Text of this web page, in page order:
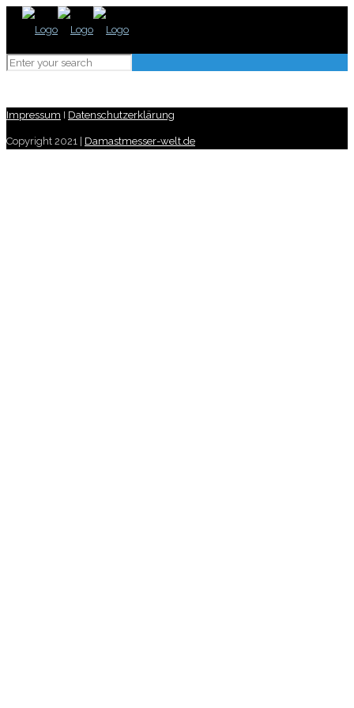
Impressum I Datenschutzerklärung
Copyright 2021 | Damastmesser-welt.de